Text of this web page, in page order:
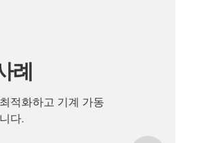
례
적화하고 기계 가동
다.